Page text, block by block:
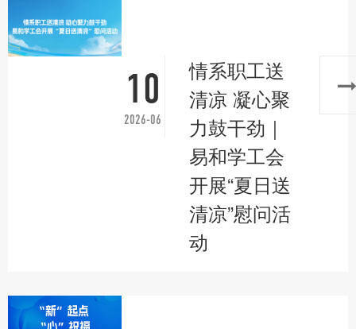
10
2026-06
情系职工送
清凉 凝心聚
力鼓干劲｜
易和学工会
开展“夏日送
清凉”慰问活
动